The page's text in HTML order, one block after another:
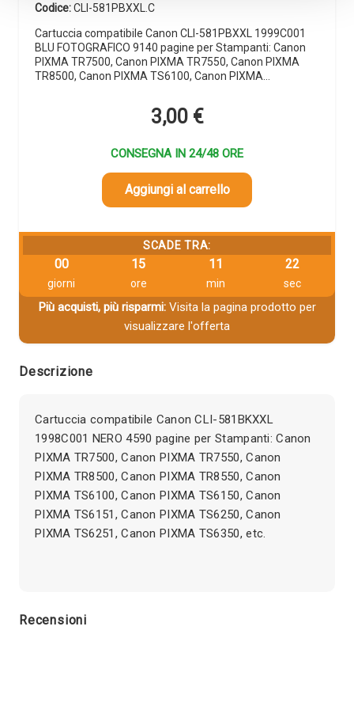
Codice:CLI-581PBXXL.C
Cartuccia compatibile Canon CLI-581PBXXL 1999C001
BLU FOTOGRAFICO 9140 pagine per Stampanti: Canon
PIXMA TR7500, Canon PIXMA TR7550, Canon PIXMA
TR8500, Canon PIXMA TS6100, Canon PIXMA…
3,00 €
CONSEGNA IN 24/48 ORE
Aggiungi al carrello
SCADE TRA:
00
giorni
15
ore
11
min
22
sec
Più acquisti, più risparmi:Visita la pagina prodotto per
visualizzare l'offerta
Descrizione
Cartuccia compatibile Canon CLI-581BKXXL
1998C001 NERO 4590 pagine per Stampanti: Canon
PIXMA TR7500, Canon PIXMA TR7550, Canon
PIXMA TR8500, Canon PIXMA TR8550, Canon
PIXMA TS6100, Canon PIXMA TS6150, Canon
PIXMA TS6151, Canon PIXMA TS6250, Canon
PIXMA TS6251, Canon PIXMA TS6350, etc.
Recensioni